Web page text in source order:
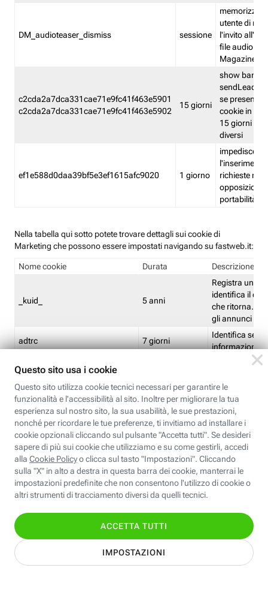
DM_audioteaser_dismiss sessione
memorizza
utente di
l'invito
file audio del
Magazine
c2cda2a7dca331cae71e9fc41f463e5901
c2cda2a7dca331cae71e9fc41f463e5902
15 giorni
show banner
sendLead
se presenti
cookie in un
15 giorni e
diversi
ef1e588d0daa39bf5e3ef1615afc9020 1 giorno
impedisce
l'inserimento
richieste
opposizione
portabilità
Nella tabella qui sotto potete trovare dettagli sui cookie di
Marketing che possono essere impostati navigando su fastweb.it:
Nome cookie Durata Descrizione
_kuid_ 5 anni
Registra un ID
identifica il
che ritorna.
gli annunci
adtrc 7 giorni
Identifica se
informazioni
CFFC<TagID>
Limite di
CM 1 giorno
Identifica se
ricontrollare
corrispondenti
(impostata da
CM14 14 giorni
Identifica se
ricontrollare
corrispondenti
(impostata da
pagine
EBFC<BannerID> 7 giorni
Identifica la
banner
Identifica la